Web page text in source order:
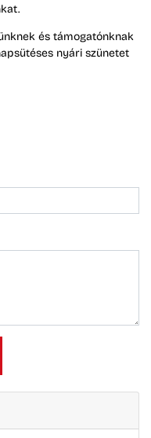
és támogatónknak
nyári szünetet